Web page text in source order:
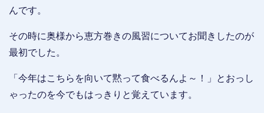
んです。
その時に奥様から恵方巻きの風習についてお聞きしたのが
最初でした。
「今年はこちらを向いて黙って食べるんよ～！」とおっし
ゃったのを今でもはっきりと覚えています。